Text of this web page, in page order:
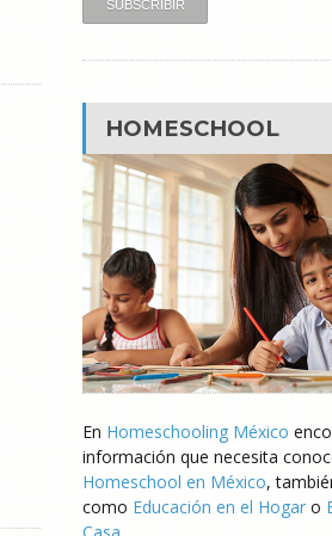
HOMESCHOOL
En Homeschooling México
información que necesita
Homeschool en México,
como Educación en el Hogar o
Casa